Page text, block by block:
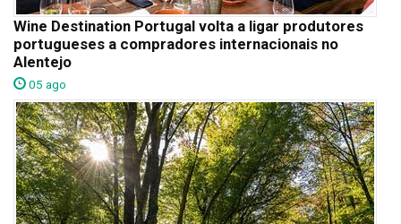
Wine Destination Portugal volta a ligar produtores
portugueses a compradores internacionais no
Alentejo
05 ago